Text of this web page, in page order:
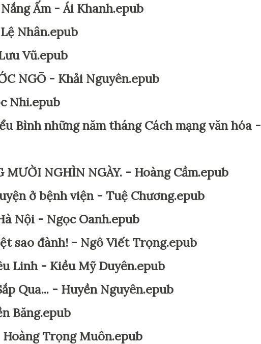
Ấm - Ái Khanh.epub
Nhân.epub
Vũ.epub
NGÕ - Khải Nguyên.epub
Nhi.epub
Bình những năm tháng Cách mạng văn hóa -
MƯỜI NGHÌN NGÀY. - Hoàng Cầm.epub
ở bệnh viện - Tuệ Chương.epub
Nội - Ngọc Oanh.epub
sao đành! - Ngô Viết Trọng.epub
Linh - Kiều Mỹ Duyên.epub
Qua... - Huyền Nguyên.epub
Băng.epub
Trọng Muôn.epub